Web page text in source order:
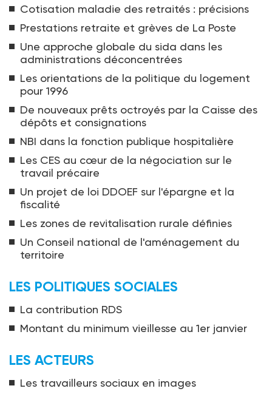
Cotisation maladie des retraités : précisions
Prestations retraite et grèves de La Poste
Une approche globale du sida dans les
administrations déconcentrées
Les orientations de la politique du logement
pour 1996
De nouveaux prêts octroyés par la Caisse des
dépôts et consignations
NBI dans la fonction publique hospitalière
Les CES au cœur de la négociation sur le
travail précaire
Un projet de loi DDOEF sur l'épargne et la
fiscalité
Les zones de revitalisation rurale définies
Un Conseil national de l'aménagement du
territoire
LES POLITIQUES SOCIALES
La contribution RDS
Montant du minimum vieillesse au 1er janvier
LES ACTEURS
Les travailleurs sociaux en images